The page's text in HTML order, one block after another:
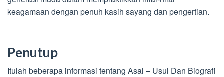
keagamaan dengan penuh kasih sayang dan pengertian.
Penutup
Itulah beberapa informasi tentang Asal – Usul Dan Biografi